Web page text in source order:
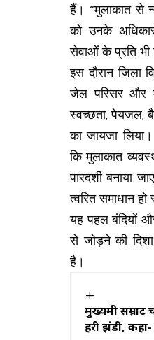
हैं। “मुलाकात से
को उनके
सेवाओं के प्रति भी
इस दौरान जिला
जेल परिसर और
स्वच्छता, पेयजल,
का जायजा लिया।
कि मुलाकात
पारदर्शी बनाया
त्वरित समाधान
यह पहल बंदियों
से जोड़ने की
है।
मुख्यमंत्री
हरी झंडी,